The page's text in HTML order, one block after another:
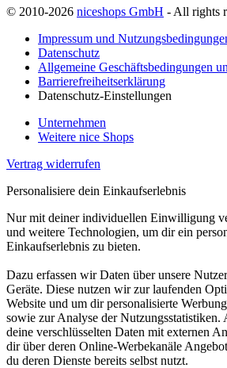
© 2010-2026 niceshops GmbH - All rights
Impressum und
Datenschutz
Allgemeine Geschäftsbedingungen
Barrierefreiheitserklärung
Datenschutz-Einstellungen
Unternehmen
Weitere nice Shops
Vertrag widerrufen
Personalisiere dein Einkaufserlebnis
Nur mit deiner individuellen Einwilligung
und weitere Technologien, um dir ein
Einkaufserlebnis zu bieten.
Dazu erfassen wir Daten über unsere
Geräte. Diese nutzen wir zur laufenden
Website und um dir personalisierte
sowie zur Analyse der
deine verschlüsselten Daten mit externen
dir über deren Online-Werbekanäle
du deren Dienste bereits selbst nutzt.